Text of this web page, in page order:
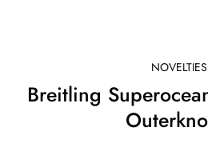
NOVELTIES
Breitling